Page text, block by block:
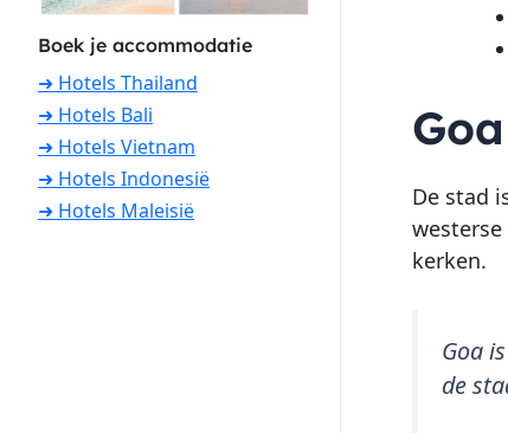
Boek je accommodatie
➜ Hotels Thailand
➜ Hotels Bali
➜ Hotels Vietnam
➜ Hotels Indonesië
➜ Hotels Maleisië
De stad
kerken.
Goa
de